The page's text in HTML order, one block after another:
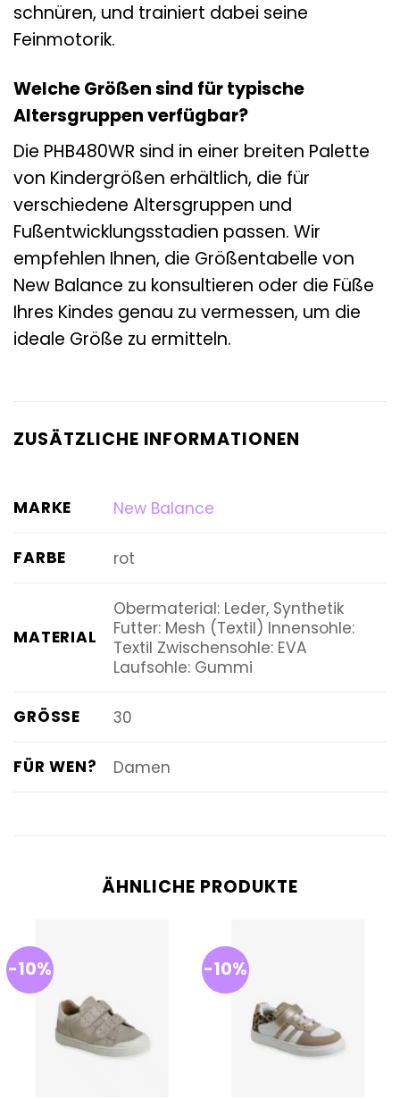
schnüren, und trainiert dabei seine
Feinmotorik.
Welche Größen sind für typische
Altersgruppen verfügbar?
Die PHB480WR sind in einer breiten Palette
von Kindergrößen erhältlich, die für
verschiedene Altersgruppen und
Fußentwicklungsstadien passen. Wir
empfehlen Ihnen, die Größentabelle von
New Balance zu konsultieren oder die Füße
Ihres Kindes genau zu vermessen, um die
ideale Größe zu ermitteln.
ZUSÄTZLICHE INFORMATIONEN
MARKE New Balance
FARBE rot
MATERIAL
Obermaterial: Leder, Synthetik
Futter: Mesh (Textil) Innensohle:
Textil Zwischensohle: EVA
Laufsohle: Gummi
GRÖSSE 30
FÜR WEN? Damen
ÄHNLICHE PRODUKTE
-10% -10%